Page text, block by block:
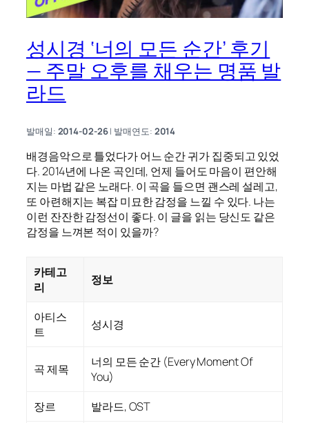
성시경 ‘너의 모든 순간’ 후기
— 주말 오후를 채우는 명품 발
라드
발매일: 2014-02-26| 발매연도: 2014
배경음악으로 틀었다가 어느 순간 귀가 집중되고 있었
다. 2014년에 나온 곡인데, 언제 들어도 마음이 편안해
지는 마법 같은 노래다. 이 곡을 들으면 괜스레 설레고,
또 아련해지는 복잡 미묘한 감정을 느낄 수 있다. 나는
이런 잔잔한 감정선이 좋다. 이 글을 읽는 당신도 같은
감정을 느껴본 적이 있을까?
카테고
리
정보
아티스
트
성시경
곡 제목
너의 모든 순간 (Every Moment Of
You)
장르
발라드, OST